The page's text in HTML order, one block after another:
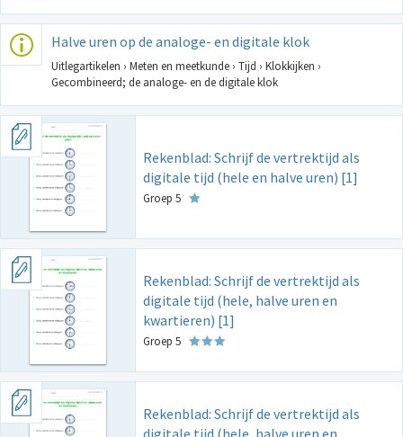
Halve uren op de analoge- en digitale klok
Uitlegartikelen › Meten en meetkunde › Tijd › Klokkijken ›
Gecombineerd; de analoge- en de digitale klok
Rekenblad: Schrijf de vertrektijd als
digitale tijd (hele en halve uren) [1]
Groep 5
Rekenblad: Schrijf de vertrektijd als
digitale tijd (hele, halve uren en
kwartieren) [1]
Groep 5
Rekenblad: Schrijf de vertrektijd als